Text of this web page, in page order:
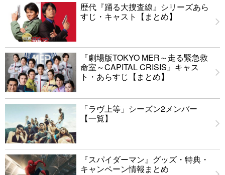
歴代『踊る大捜査線』シリーズあら
すじ・キャスト【まとめ】
『劇場版TOKYO MER～走る緊急救
命室～CAPITAL CRISIS』キャス
ト・あらすじ【まとめ】
「ラヴ上等」シーズン2メンバー
【一覧】
『スパイダーマン』グッズ・特典・
キャンペーン情報まとめ